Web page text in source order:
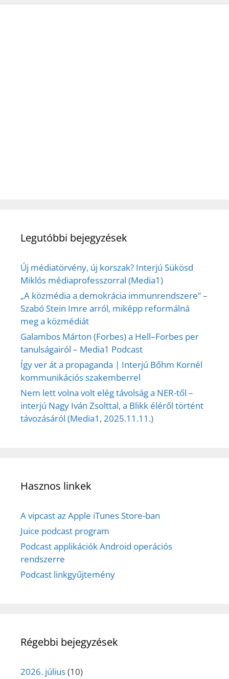
Legutóbbi bejegyzések
Új médiatörvény, új korszak? Interjú Sükösd
Miklós médiaprofesszorral (Media1)
„A közmédia a demokrácia immunrendszere” –
Szabó Stein Imre arról, miképp reformálná
meg a közmédiát
Galambos Márton (Forbes) a Hell–Forbes per
tanulságairól – Media1 Podcast
Így ver át a propaganda | Interjú Bőhm Kornél
kommunikációs szakemberrel
Nem lett volna volt elég távolság a NER-től –
interjú Nagy Iván Zsolttal, a Blikk éléről történt
távozásáról (Media1, 2025.11.11.)
Hasznos linkek
A vipcast az Apple iTunes Store-ban
Juice podcast program
Podcast applikációk Android operációs
rendszerre
Podcast linkgyűjtemény
Régebbi bejegyzések
2026. július(10)